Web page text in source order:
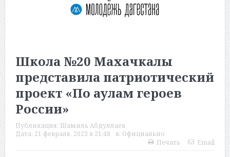
Школа №20 Махачкалы
представила патриотический
проект «По аулам героев
России»
Публикация: Шамиль Абдуллаев
Дата: 21 февраля, 2023 в 21:48 в: Официально
Печать
Email